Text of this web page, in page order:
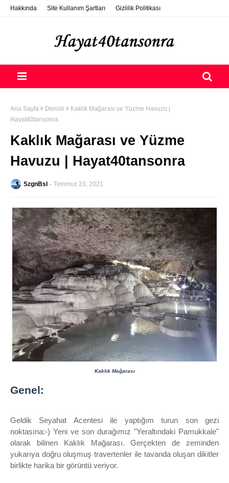
Hakkında Site Kullanım Şartları Gizlilik Politikası
Ana Sayfa Denizli
Kaklık Mağarası ve Yüzme Havuzu |
Hayat40tansonra
Kaklık Mağarası ve Yüzme
Havuzu | Hayat40tansonra
SzgnBsl Temmuz 23, 2021
Kaklık Mağarası
Genel:
Geldik Seyahat Acentesi ile yaptığım turun son gezi
noktasına:-) Yeni ve son durağımız "Yeraltındaki Pamukkale"
olarak bilinen Kaklık Mağarası. Gerçekten de zeminden
yukarıya doğru oluşmuş travertenler ile tavanda oluşan dikitler
birlikte harika bir görüntü veriyor.